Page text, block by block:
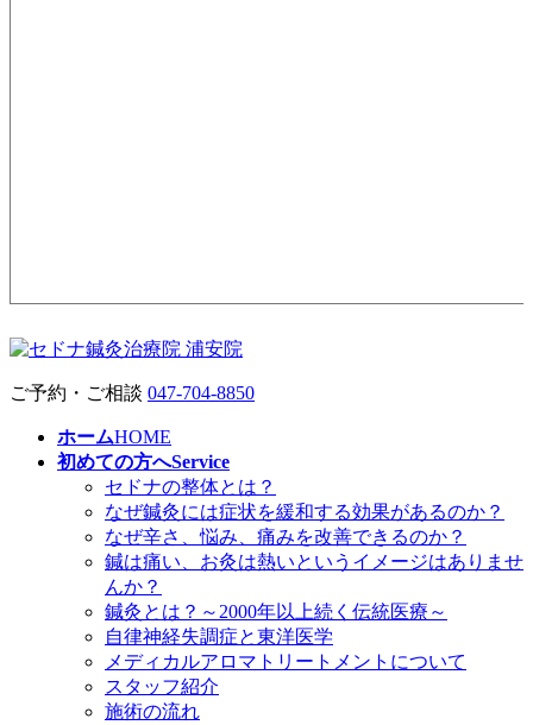
ご予約・ご相談 047-704-8850
ホームHOME
初めての方へService
セドナの整体とは？
なぜ鍼灸には症状を緩和する効果があるのか？
なぜ辛さ、悩み、痛みを改善できるのか？
鍼は痛い、お灸は熱いというイメージはありませ
んか？
鍼灸とは？～2000年以上続く伝統医療～
自律神経失調症と東洋医学
メディカルアロマトリートメントについて
スタッフ紹介
施術の流れ